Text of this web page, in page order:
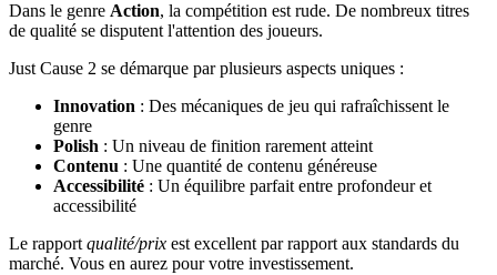
Dans le genre Action, la compétition est rude. De nombreux titres
de qualité se disputent l'attention des joueurs.
Just Cause 2 se démarque par plusieurs aspects uniques :
Innovation : Des mécaniques de jeu qui rafraîchissent le
genre
Polish : Un niveau de finition rarement atteint
Contenu : Une quantité de contenu généreuse
Accessibilité : Un équilibre parfait entre profondeur et
accessibilité
Le rapport qualité/prix est excellent par rapport aux standards du
marché. Vous en aurez pour votre investissement.